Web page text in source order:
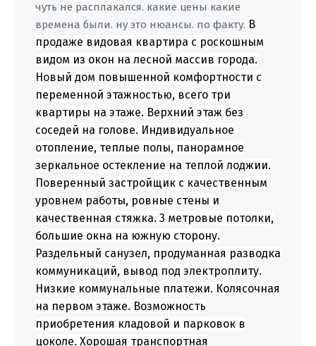
чуть не расплакался. какие цены какие
времена были. ну это нюансы. по факту. В
продаже видовая квартира с роскошным
видом из окон на лесной массив города.
Новый дом повышенной комфортности с
переменной этажностью, всего три
квартиры на этаже. Верхний этаж без
соседей на голове. Индивидуальное
отопление, теплые полы, панорамное
зеркальное остекление на теплой лоджии.
Поверенный застройщик с качественным
уровнем работы, ровные стены и
качественная стяжка. 3 метровые потолки,
большие окна на южную сторону.
Раздельный санузел, продуманная разводка
коммуникаций, вывод под электроплиту.
Низкие коммунальные платежи. Колясочная
на первом этаже. Возможность
приобретения кладовой и парковок в
цоколе. Хорошая транспортная